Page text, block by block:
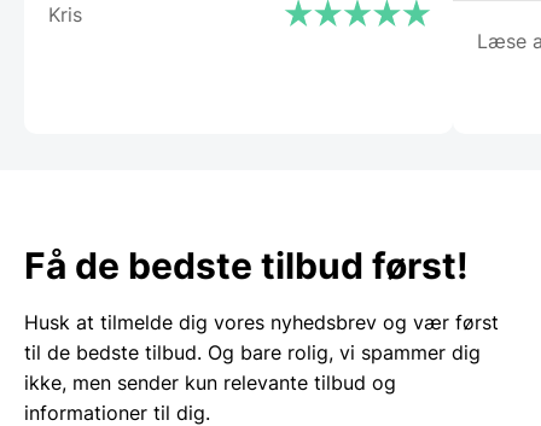
Kris
Læse
Få de bedste tilbud først!
Husk at tilmelde dig vores nyhedsbrev og vær først
til de bedste tilbud. Og bare rolig, vi spammer dig
ikke, men sender kun relevante tilbud og
informationer til dig.